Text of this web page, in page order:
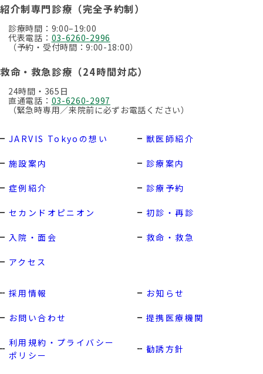
紹介制専門診療（完全予約制）
診療時間：9:00–19:00
代表電話： 03-6260-2996
（予約・受付時間：9:00-18:00）
救命・救急診療（24時間対応）
24時間・365日
直通電話： 03-6260-2997
（緊急時専用／来院前に必ずお電話ください）
JARVIS Tokyoの想い 獣医師紹介
施設案内 診療案内
症例紹介 診療予約
セカンドオピニオン 初診・再診
入院・面会 救命・救急
アクセス
採用情報 お知らせ
お問い合わせ 提携医療機関
利用規約・プライバシー
ポリシー
勧誘方針